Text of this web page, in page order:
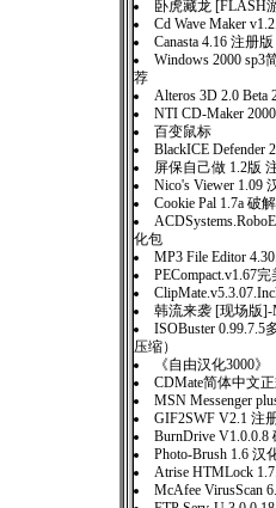
卧虎藏龙 [FLASH
Cd Wave Maker
Canasta 4.16 注册版
Windows 2000
荐
Alteros 3D 2.0 Beta
NTI CD-Maker
百变鼠标
BlackICE Defender
屏保自己做 1.2版
Nico's Viewer 1.09
Cookie Pal 1.7a 破
化包
MP3 File Editor
PECompact.v1.67
韩流来袭 [现场版
ISOBuster
压缩）
《自由汉化3000》
CDMate简体中文
MSN Messenger
GIF2SWF V2.1 注
BurnDrive V1.0.0.8
Photo-Brush 1.6 汉
Atrise HTMLock
McAfee VirusScan